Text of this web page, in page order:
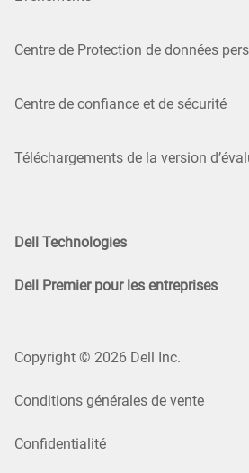
Centre de Protection de données
Centre de confiance et de sécurité
Téléchargements de la version
Dell Technologies
Dell Premier pour les entreprises
Copyright © 2026 Dell Inc.
Conditions générales de vente
Confidentialité